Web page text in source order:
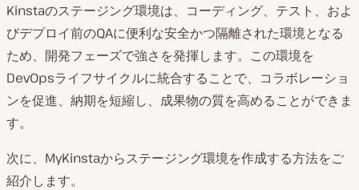
Kinstaのステージング環境は、コーディング、テスト、およ
びデプロイ前のQAに便利な安全かつ隔離された環境となる
ため、開発フェーズで強さを発揮します。この環境を
DevOpsライフサイクルに統合することで、コラボレーショ
ンを促進、納期を短縮し、成果物の質を高めることができま
す。
次に、MyKinstaからステージング環境を作成する方法をご
紹介します。